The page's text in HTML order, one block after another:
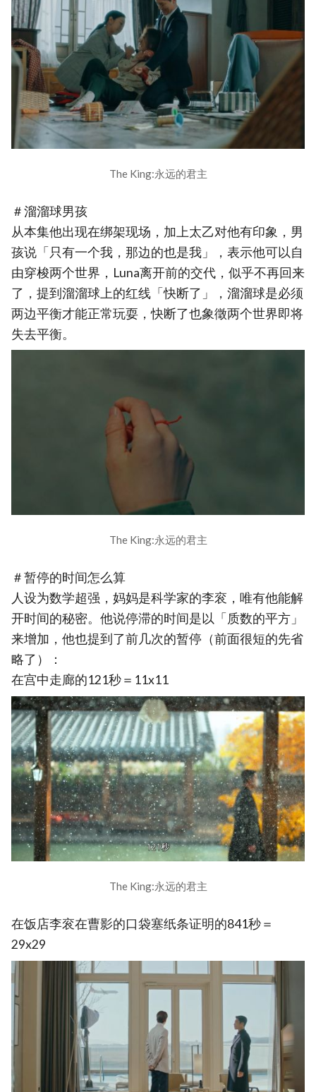
The King:永远的君主
＃溜溜球男孩
从本集他出现在绑架现场，加上太乙对他有印象，男
孩说「只有一个我，那边的也是我」，表示他可以自
由穿梭两个世界，Luna离开前的交代，似乎不再回来
了，提到溜溜球上的红线「快断了」，溜溜球是必须
两边平衡才能正常玩耍，快断了也象徵两个世界即将
失去平衡。
The King:永远的君主
＃暂停的时间怎么算
人设为数学超强，妈妈是科学家的李衮，唯有他能解
开时间的秘密。他说停滞的时间是以「质数的平方」
来增加，他也提到了前几次的暂停（前面很短的先省
略了）：
在宫中走廊的121秒＝11x11
The King:永远的君主
在饭店李衮在曹影的口袋塞纸条证明的841秒＝
29x29